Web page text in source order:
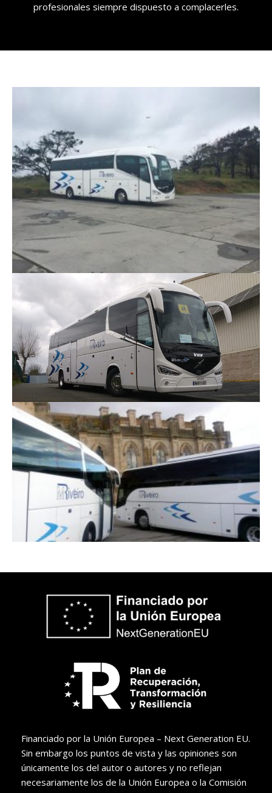
profesionales siempre dispuesto a complacerles.
Financiado por la Unión Europea – Next Generation EU.
Sin embargo los puntos de vista y las opiniones son
únicamente los del autor o autores y no reflejan
necesariamente los de la Unión Europea o la Comisión